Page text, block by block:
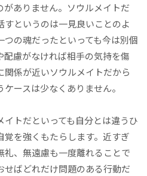
がありません。ソウルメイトだ
というのは一見良いことのよ
の魂だったといっても今は別個
慮がなければ相手の気持を傷
係が近いソウルメイトだから
ースは少なくありません。
トだといっても自分とは違うひ
覚を強くもたらします。近すぎ
、無遠慮も一度離れることで
ばどれだけ問題のある行動だ